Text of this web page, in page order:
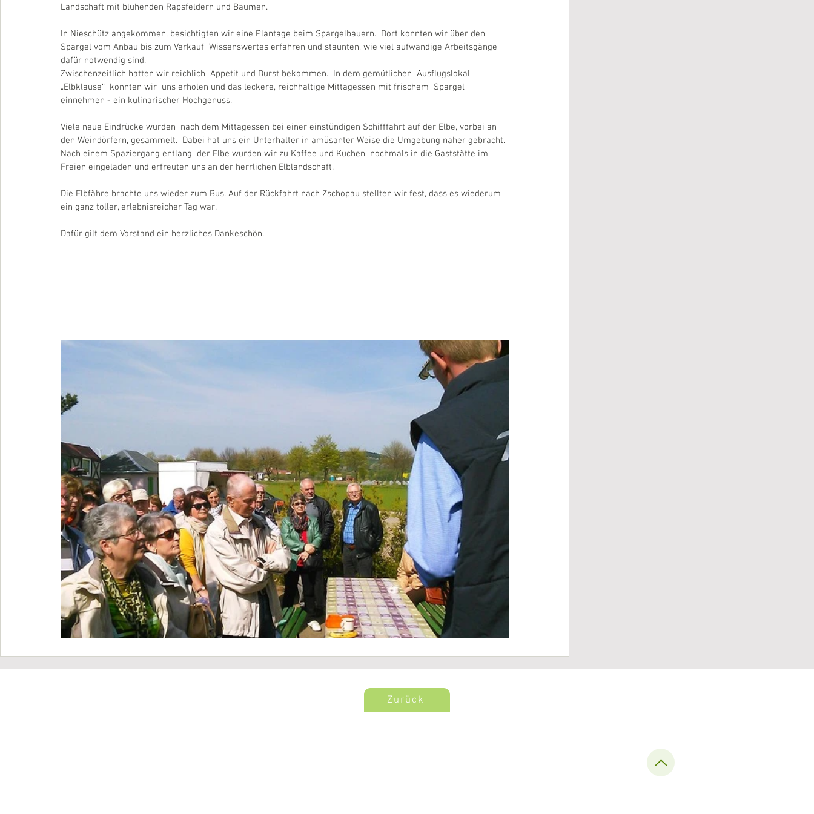
Landschaft mit blühenden Rapsfeldern und Bäumen.
In Nieschütz angekommen, besichtigten wir eine Plantage beim Spargelbauern.  Dort konnten wir über den
Spargel vom Anbau bis zum Verkauf  Wissenswertes erfahren und staunten, wie viel aufwändige Arbeitsgänge
dafür notwendig sind.
Zwischenzeitlich hatten wir reichlich  Appetit und Durst bekommen.  In dem gemütlichen  Ausflugslokal
„Elbklause“  konnten wir  uns erholen und das leckere, reichhaltige Mittagessen mit frischem  Spargel
einnehmen - ein kulinarischer Hochgenuss.
Viele neue Eindrücke wurden  nach dem Mittagessen bei einer einstündigen Schifffahrt auf der Elbe, vorbei an
den Weindörfern, gesammelt.  Dabei hat uns ein Unterhalter in amüsanter Weise die Umgebung näher gebracht.
Nach einem Spaziergang entlang  der Elbe wurden wir zu Kaffee und Kuchen  nochmals in die Gaststätte im
Freien eingeladen und erfreuten uns an der herrlichen Elblandschaft.
Die Elbfähre brachte uns wieder zum Bus. Auf der Rückfahrt nach Zschopau stellten wir fest, dass es wiederum
ein ganz toller, erlebnisreicher Tag war.
Dafür gilt dem Vorstand ein herzliches Dankeschön.
Zurück